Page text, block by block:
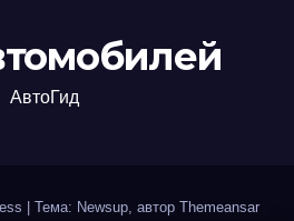
АвтоГид
Тема: Newsup, автор Themeansar